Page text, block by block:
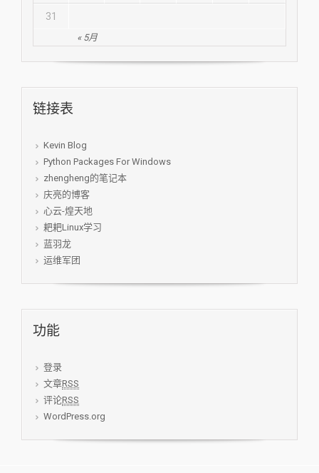
« 5月
31
链接表
Kevin Blog
Python Packages For Windows
zhengheng的笔记本
庆亮的博客
心云-煌天地
耙耙Linux学习
蓝羽龙
运维军团
功能
登录
文章RSS
评论RSS
WordPress.org